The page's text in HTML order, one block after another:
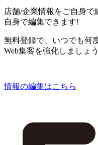
店舗/企業情報をご自身で
自身で編集できます!
無料登録で、いつでも何
Web集客を強化しましょう
情報の編集はこちら